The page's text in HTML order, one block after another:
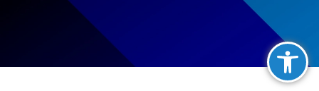
פתח סרגל נגישות